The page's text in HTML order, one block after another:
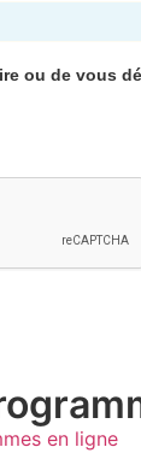
ou de vous
en ligne